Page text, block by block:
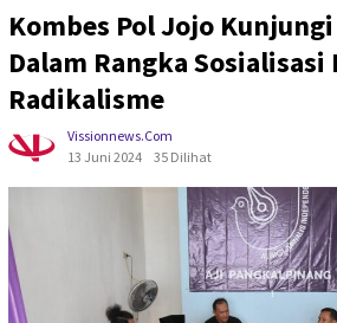
Kombes Pol Jojo
Dalam Rangka Sosialisasi
Radikalisme
Vissionnews.com
13 Juni 2024
35 Dilihat